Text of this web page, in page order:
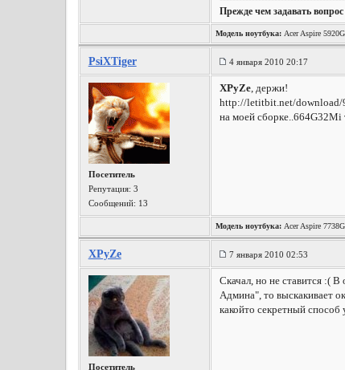
Прежде чем задавать
Модель ноутбука:Acer Aspire
PsiXTiger 4 января 2010 20:17
Посетитель
Репутация: 3
Сообщений: 13
XPyZe, держи!
http://letitbit.net/download/
на моей сборке..664G32Mi
Модель ноутбука:Acer Aspire 7738G
XPyZe 7 января 2010 02:53
Посетитель
Скачал, но не ставится :( В
Админа", то выскакивает
какойто секретный способ